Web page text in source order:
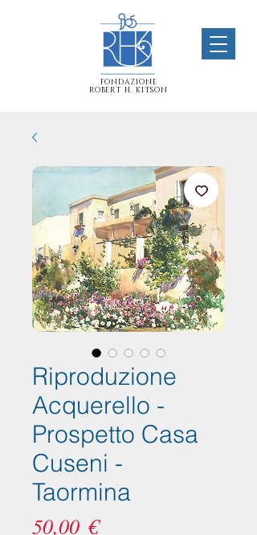
FONDAZIONE
ROBERT H. KITSON
Riproduzione
Acquerello -
Prospetto Casa
Cuseni -
Taormina
50,00 €Prezzo